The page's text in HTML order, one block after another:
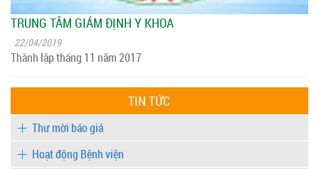
TRUNG TÂM GIÁM ĐỊNH Y KHOA
22/04/2019
Thành lập tháng 11 năm 2017
TIN TỨC
Thư mời báo giá
Hoạt động Bệnh viện